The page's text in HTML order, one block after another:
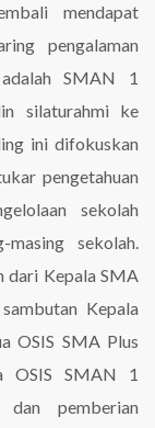
mendapat
pengalaman
SMAN 1
silaturahmi ke
ini difokuskan
pengetahuan
sekolah
sekolah.
dari Kepala SMA
Kepala
OSIS SMA Plus
OSIS SMAN 1
pemberian